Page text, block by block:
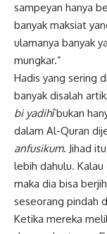
sampeyan hanya
banyak maksiat
ulamanya banyak
mungkar.”
Hadis yang sering
banyak disalah
bi yadihîbukan
dalam Al-Quran
anfusikum. Jihad
lebih dahulu.
maka dia bisa
seseorang pindah
Ketika mereka